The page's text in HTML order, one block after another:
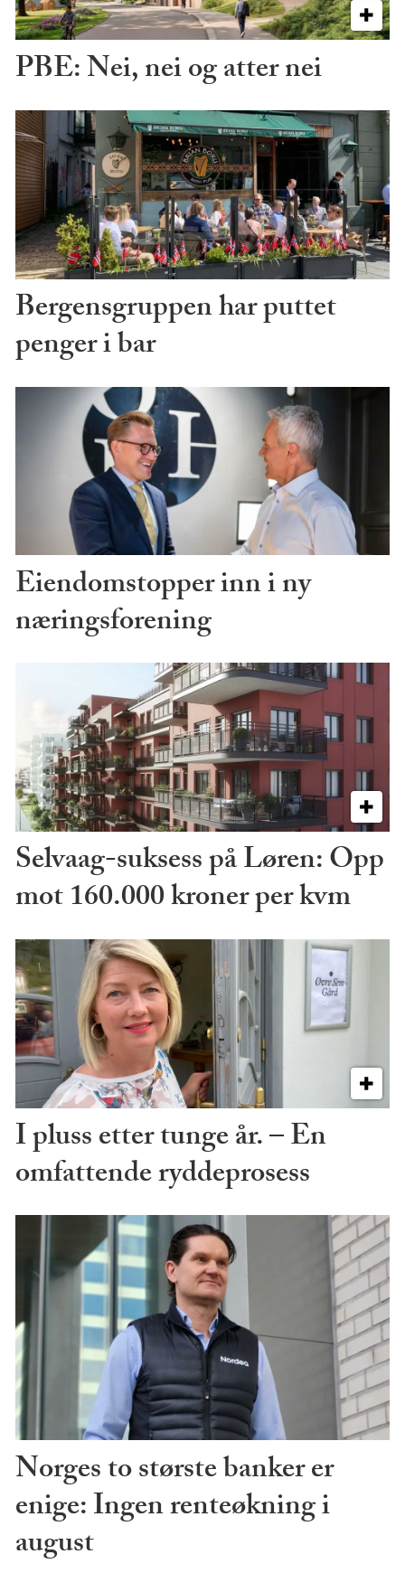
PBE: Nei, nei og atter nei
Bergensgruppen har puttet
penger i bar
Eiendomstopper inn i ny
næringsforening
Selvaag-suksess på Løren: Opp
mot 160.000 kroner per kvm
I pluss etter tunge år. – En
omfattende ryddeprosess
Norges to største banker er
enige: Ingen renteøkning i
august